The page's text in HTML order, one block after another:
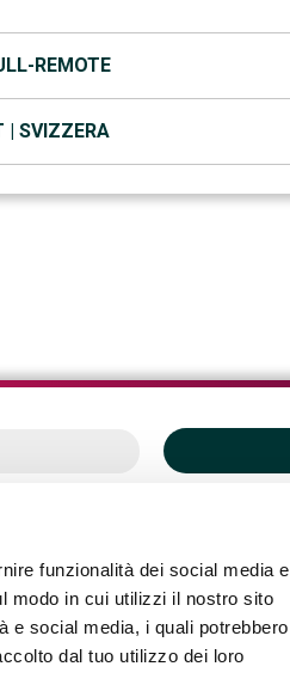
funzionalità dei social media e
modo in cui utilizzi il nostro sito
e social media, i quali potrebbero
dal tuo utilizzo dei loro
REMOTE
| SVIZZERA